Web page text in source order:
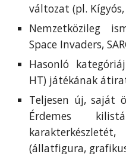
változat (pl. Kígyós,
Nemzetközileg
Space Invaders,
Hasonló
HT) játékának
Teljesen új, saját
Érdemes
(állatfigura,